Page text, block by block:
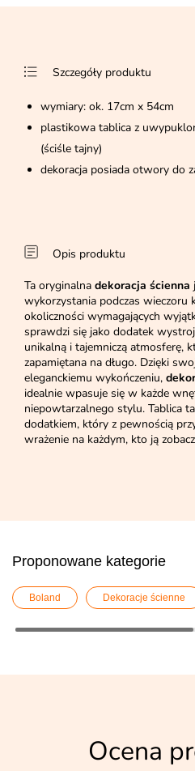
Szczegóły produktu
wymiary: ok. 17cm x 54cm
plastikowa tablica z
(ściśle tajny)
dekoracja posiada otwory do
Opis produktu
Ta oryginalna dekoracja ścienna
wykorzystania podczas wieczoru
okoliczności wymagających
sprawdzi się jako dodatek
unikalną i tajemniczą atmosferę,
zapamiętana na długo. Dzięki
eleganckiemu wykończeniu,
idealnie wpasuje się w każde
niepowtarzalnego stylu. Tablica
dodatkiem, który z pewnością
wrażenie na każdym, kto ją
Proponowane kategorie
Boland Dekoracje ścienne
Ocena